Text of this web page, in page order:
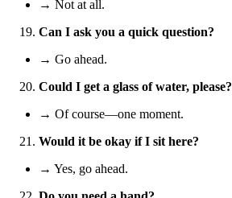
→ Not at all.
Can I ask you a quick question?
→ Go ahead.
Could I get a glass of water, please?
→ Of course—one moment.
Would it be okay if I sit here?
→ Yes, go ahead.